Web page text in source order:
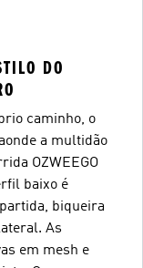
DO
caminho, o
a multidão
OZWEEGO
baixo é
biqueira
As
em mesh e